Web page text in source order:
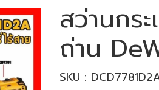
สว่านกร
ถ่าน
SKU :